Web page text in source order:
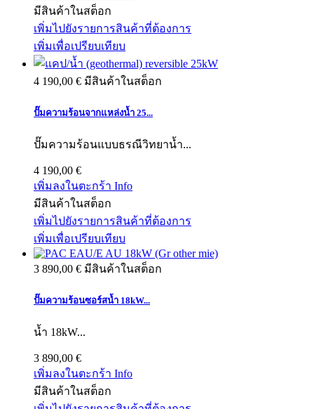
มีสินค้าในสต็อก
เพิ่มไปยังรายการสินค้าที่ต้องการ
เพิ่มเพื่อเปรียบเทียบ
4 190,00 € มีสินค้าในสต็อก
ปั๊มความร้อนจากแหล่งน้ำ 25...
ปั๊มความร้อนแบบธรณีวิทยาน้ำ...
4 190,00 €
เพิ่มลงในตะกร้า Info
มีสินค้าในสต็อก
เพิ่มไปยังรายการสินค้าที่ต้องการ
เพิ่มเพื่อเปรียบเทียบ
3 890,00 € มีสินค้าในสต็อก
ปั๊มความร้อนซอร์สน้ำ 18kW...
น้ำ 18kW...
3 890,00 €
เพิ่มลงในตะกร้า Info
มีสินค้าในสต็อก